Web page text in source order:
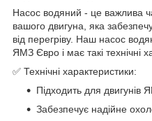
Насос водяний - це важлива
вашого двигуна, яка
від перегріву. Наш насос
ЯМЗ Євро і має такі технічні
✅ Технічні характеристики:
Підходить для двигунів
Забезпечує надійне